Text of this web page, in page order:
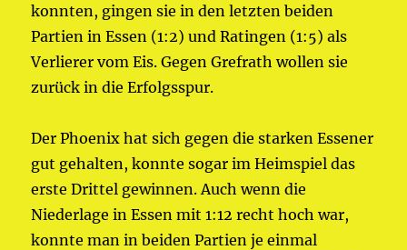
konnten, gingen sie in den letzten beiden
Partien in Essen (1:2) und Ratingen (1:5) als
Verlierer vom Eis. Gegen Grefrath wollen sie
zurück in die Erfolgsspur.
Der Phoenix hat sich gegen die starken Essener
gut gehalten, konnte sogar im Heimspiel das
erste Drittel gewinnen. Auch wenn die
Niederlage in Essen mit 1:12 recht hoch war,
konnte man in beiden Partien je einmal